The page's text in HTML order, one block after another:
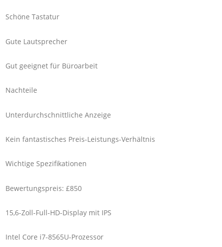
Schöne Tastatur
Gute Lautsprecher
Gut geeignet für Büroarbeit
Nachteile
Unterdurchschnittliche Anzeige
Kein fantastisches Preis-Leistungs-Verhältnis
Wichtige Spezifikationen
Bewertungspreis: £850
15,6-Zoll-Full-HD-Display mit IPS
Intel Core i7-8565U-Prozessor